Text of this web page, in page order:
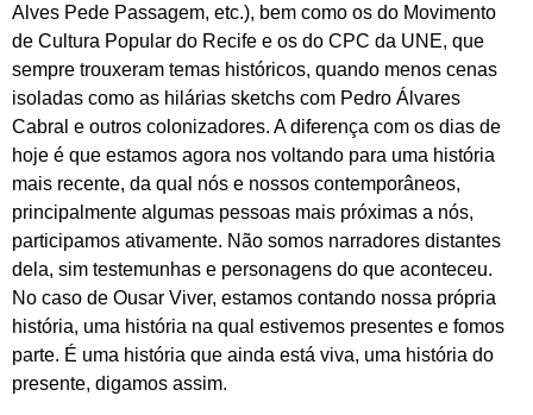
Alves Pede Passagem, etc.), bem como os do Movimento
de Cultura Popular do Recife e os do CPC da UNE, que
sempre trouxeram temas históricos, quando menos cenas
isoladas como as hilárias sketchs com Pedro Álvares
Cabral e outros colonizadores. A diferença com os dias de
hoje é que estamos agora nos voltando para uma história
mais recente, da qual nós e nossos contemporâneos,
principalmente algumas pessoas mais próximas a nós,
participamos ativamente. Não somos narradores distantes
dela, sim testemunhas e personagens do que aconteceu.
No caso de Ousar Viver, estamos contando nossa própria
história, uma história na qual estivemos presentes e fomos
parte. É uma história que ainda está viva, uma história do
presente, digamos assim.